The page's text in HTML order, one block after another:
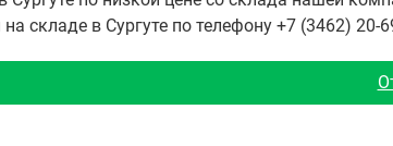
складе в Сургуте по телефону +7 (3462) 20-